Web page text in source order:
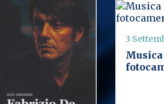
3
Musica